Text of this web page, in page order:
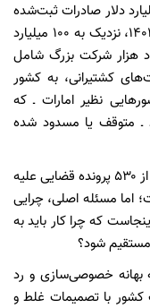
آمار موجود، از مجموع حدود ۳۰۰ میلیارد دلار صادرات ثبت‌شده
از طریق گمرک در هفت سال منتهی به سال ۱۴۰۳، نزدیک به ۱۰۰ میلیارد
هزار شرکت بزرگ شامل
کشتیرانی، به کشور
نظیر امارات ـ که
ـ متوقف یا مسدود شده
بی‌تردید اقدام دادستانی تهران در تشکیل بیش از ۵۳۰ پرونده قضایی علیه
اما مسئله اصلی، چرایی
که چرا کار باید به
مستقیم شود؟
خصوصی‌سازی و رد
ثروت کشور با تصمیمات غلط و